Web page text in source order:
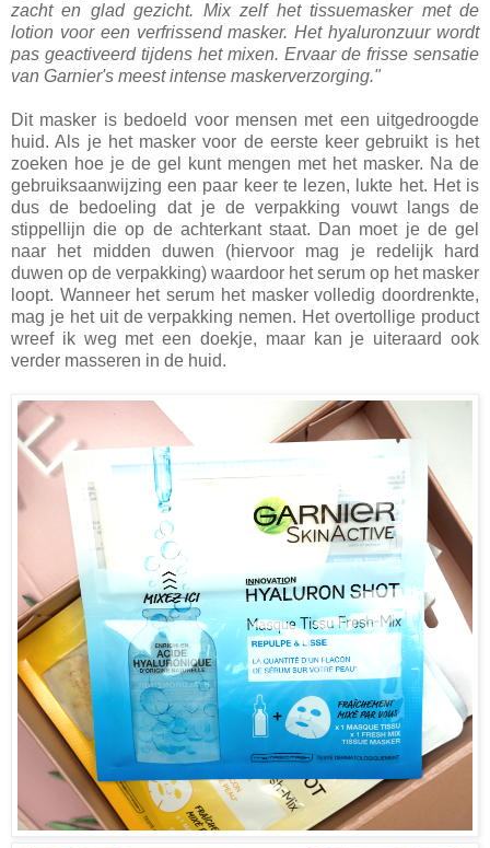
zacht en glad gezicht. Mix zelf het tissuemasker met de
lotion voor een verfrissend masker. Het hyaluronzuur wordt
pas geactiveerd tijdens het mixen. Ervaar de frisse sensatie
van Garnier's meest intense maskerverzorging."
Dit masker is bedoeld voor mensen met een uitgedroogde
huid. Als je het masker voor de eerste keer gebruikt is het
zoeken hoe je de gel kunt mengen met het masker. Na de
gebruiksaanwijzing een paar keer te lezen, lukte het. Het is
dus de bedoeling dat je de verpakking vouwt langs de
stippellijn die op de achterkant staat. Dan moet je de gel
naar het midden duwen (hiervoor mag je redelijk hard
duwen op de verpakking) waardoor het serum op het masker
loopt. Wanneer het serum het masker volledig doordrenkte,
mag je het uit de verpakking nemen. Het overtollige product
wreef ik weg met een doekje, maar kan je uiteraard ook
verder masseren in de huid.